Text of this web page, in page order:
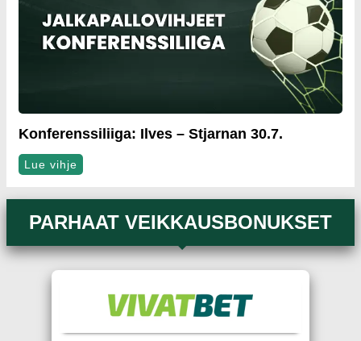
Konferenssiliiga: Ilves – Stjarnan 30.7.
Lue vihje
PARHAAT VEIKKAUSBONUKSET